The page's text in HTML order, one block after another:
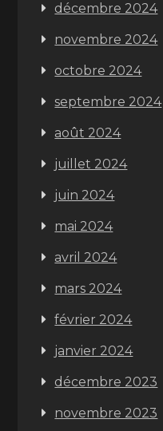
décembre 2024
novembre 2024
octobre 2024
septembre 2024
août 2024
juillet 2024
juin 2024
mai 2024
avril 2024
mars 2024
février 2024
janvier 2024
décembre 2023
novembre 2023